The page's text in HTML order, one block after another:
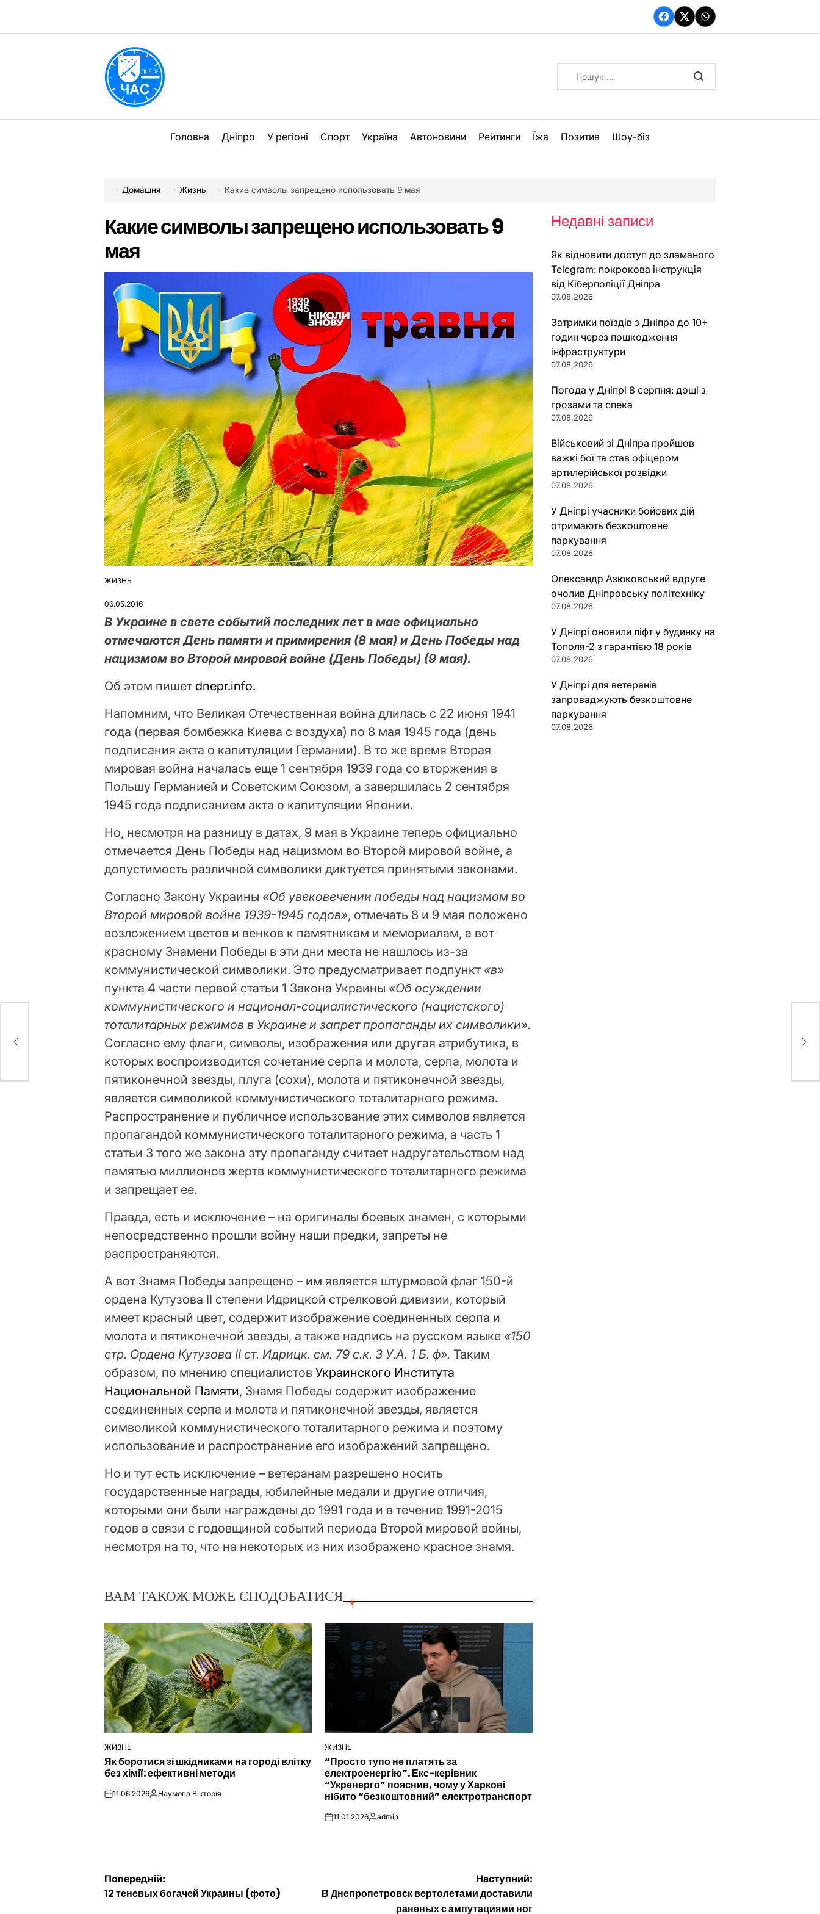
вмісту
Facebook
TwitterWhatsApp
Головна Дніпро У регіоні Спорт Україна Автоновини Рейтинги Їжа Позитив Шоу-біз
Домашня Жизнь Какие символы запрещено использовать 9 мая
Какие символы запрещено использовать 9
мая
ОПУБЛІКУВАТИ
ЖИЗНЬ
06.05.2016
В Украине в свете событий последних лет в мае официально
отмечаются День памяти и примирения (8 мая) и День Победы над
нацизмом во Второй мировой войне (День Победы) (9 мая).
Об этом пишет dnepr.info.
Напомним, что Великая Отечественная война длилась с 22 июня 1941
года (первая бомбежка Киева с воздуха) по 8 мая 1945 года (день
подписания акта о капитуляции Германии). В то же время Вторая
мировая война началась еще 1 сентября 1939 года со вторжения в
Польшу Германией и Советским Союзом, а завершилась 2 сентября
1945 года подписанием акта о капитуляции Японии.
Но, несмотря на разницу в датах, 9 мая в Украине теперь официально
отмечается День Победы над нацизмом во Второй мировой войне, а
допустимость различной символики диктуется принятыми законами.
Согласно Закону Украины «Об увековечении победы над нацизмом во
Второй мировой войне 1939-1945 годов», отмечать 8 и 9 мая положено
возложением цветов и венков к памятникам и мемориалам, а вот
красному Знамени Победы в эти дни места не нашлось из-за
коммунистической символики. Это предусматривает подпункт «в»
пункта 4 части первой статьи 1 Закона Украины «Об осуждении
коммунистического и национал-социалистического (нацистского)
тоталитарных режимов в Украине и запрет пропаганды их символики».
Согласно ему флаги, символы, изображения или другая атрибутика, в
которых воспроизводится сочетание серпа и молота, серпа, молота и
пятиконечной звезды, плуга (сохи), молота и пятиконечной звезды,
является символикой коммунистического тоталитарного режима.
Распространение и публичное использование этих символов является
пропагандой коммунистического тоталитарного режима, а часть 1
статьи 3 того же закона эту пропаганду считает надругательством над
памятью миллионов жертв коммунистического тоталитарного режима
и запрещает ее.
Правда, есть и исключение – на оригиналы боевых знамен, с которыми
непосредственно прошли войну наши предки, запреты не
распространяются.
А вот Знамя Победы запрещено – им является штурмовой флаг 150-й
ордена Кутузова II степени Идрицкой стрелковой дивизии, который
имеет красный цвет, содержит изображение соединенных серпа и
молота и пятиконечной звезды, а также надпись на русском языке «150
стр. Ордена Кутузова II ст. Идрицк. см. 79 с.к. 3 У.А. 1 Б. ф». Таким
образом, по мнению специалистовУкраинского Института
Национальной Памяти, Знамя Победы содержит изображение
соединенных серпа и молота и пятиконечной звезды, является
символикой коммунистического тоталитарного режима и поэтому
использование и распространение его изображений запрещено.
Но и тут есть исключение – ветеранам разрешено носить
государственные награды, юбилейные медали и другие отличия,
которыми они были награждены до 1991 года и в течение 1991-2015
годов в связи с годовщиной событий периода Второй мировой войны,
несмотря на то, что на некоторых из них изображено красное знамя.
ВАМ ТАКОЖ МОЖЕ СПОДОБАТИСЯ
ОПУБЛІКУВАТИ
У
ЖИЗНЬ
Як боротися зі шкідниками на городі влітку
без хімії: ефективні методи
on11.06.2026Опубліковано
Наумова Вікторія
ОПУБЛІКУВАТИ
У
ЖИЗНЬ
“Просто тупо не платять за
електроенергію”. Екс-керівник
“Укренерго” пояснив, чому у Харкові
нібито “безкоштовний” електротранспорт
on11.01.2026Опубліковано
admin
ног
Навігація
Попередній:
12 теневых богачей Украины (фото)
Наступний:
В Днепропетровск вертолетами доставили
раненых с ампутациями ног
Недавні записи
Як відновити доступ до зламаного
Telegram: покрокова інструкція
від Кіберполіції Дніпра
07.08.2026
Затримки поїздів з Дніпра до 10+
годин через пошкодження
інфраструктури
07.08.2026
Погода у Дніпрі 8 серпня: дощі з
грозами та спека
07.08.2026
Військовий зі Дніпра пройшов
важкі бої та став офіцером
артилерійської розвідки
07.08.2026
У Дніпрі учасники бойових дій
отримають безкоштовне
паркування
07.08.2026
Олександр Азюковський вдруге
очолив Дніпровську політехніку
07.08.2026
У Дніпрі оновили ліфт у будинку на
Тополя-2 з гарантією 18 років
07.08.2026
У Дніпрі для ветеранів
запроваджують безкоштовне
паркування
07.08.2026